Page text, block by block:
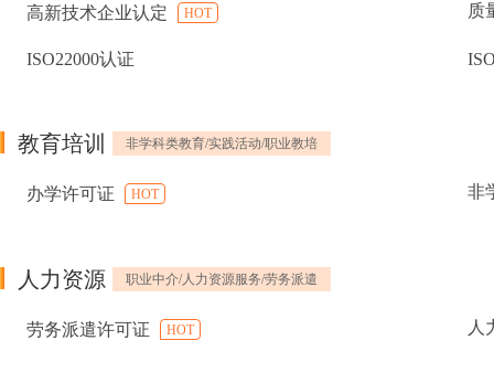
高新技术企业认定 HOT 质
ISO22000认证
教育培训 非学科类教育/实践活动/职业教培
办学许可证 HOT 非
人力资源 职业中介/人力资源服务/劳务派遣
劳务派遣许可证 HOT 人